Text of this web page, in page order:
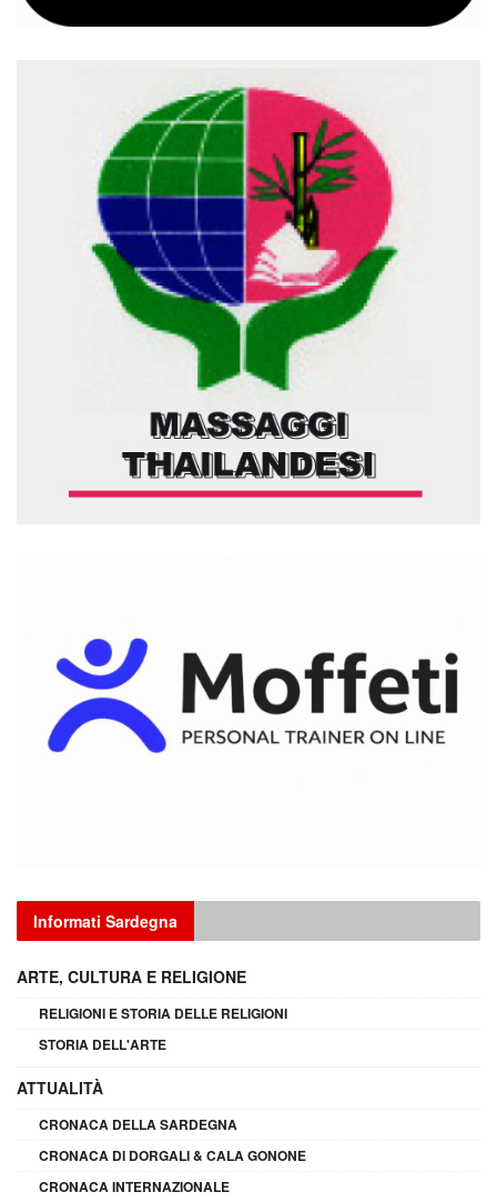
Informati Sardegna
ARTE, CULTURA E RELIGIONE
RELIGIONI E STORIA DELLE RELIGIONI
STORIA DELL'ARTE
ATTUALITÀ
CRONACA DELLA SARDEGNA
CRONACA DI DORGALI & CALA GONONE
CRONACA INTERNAZIONALE